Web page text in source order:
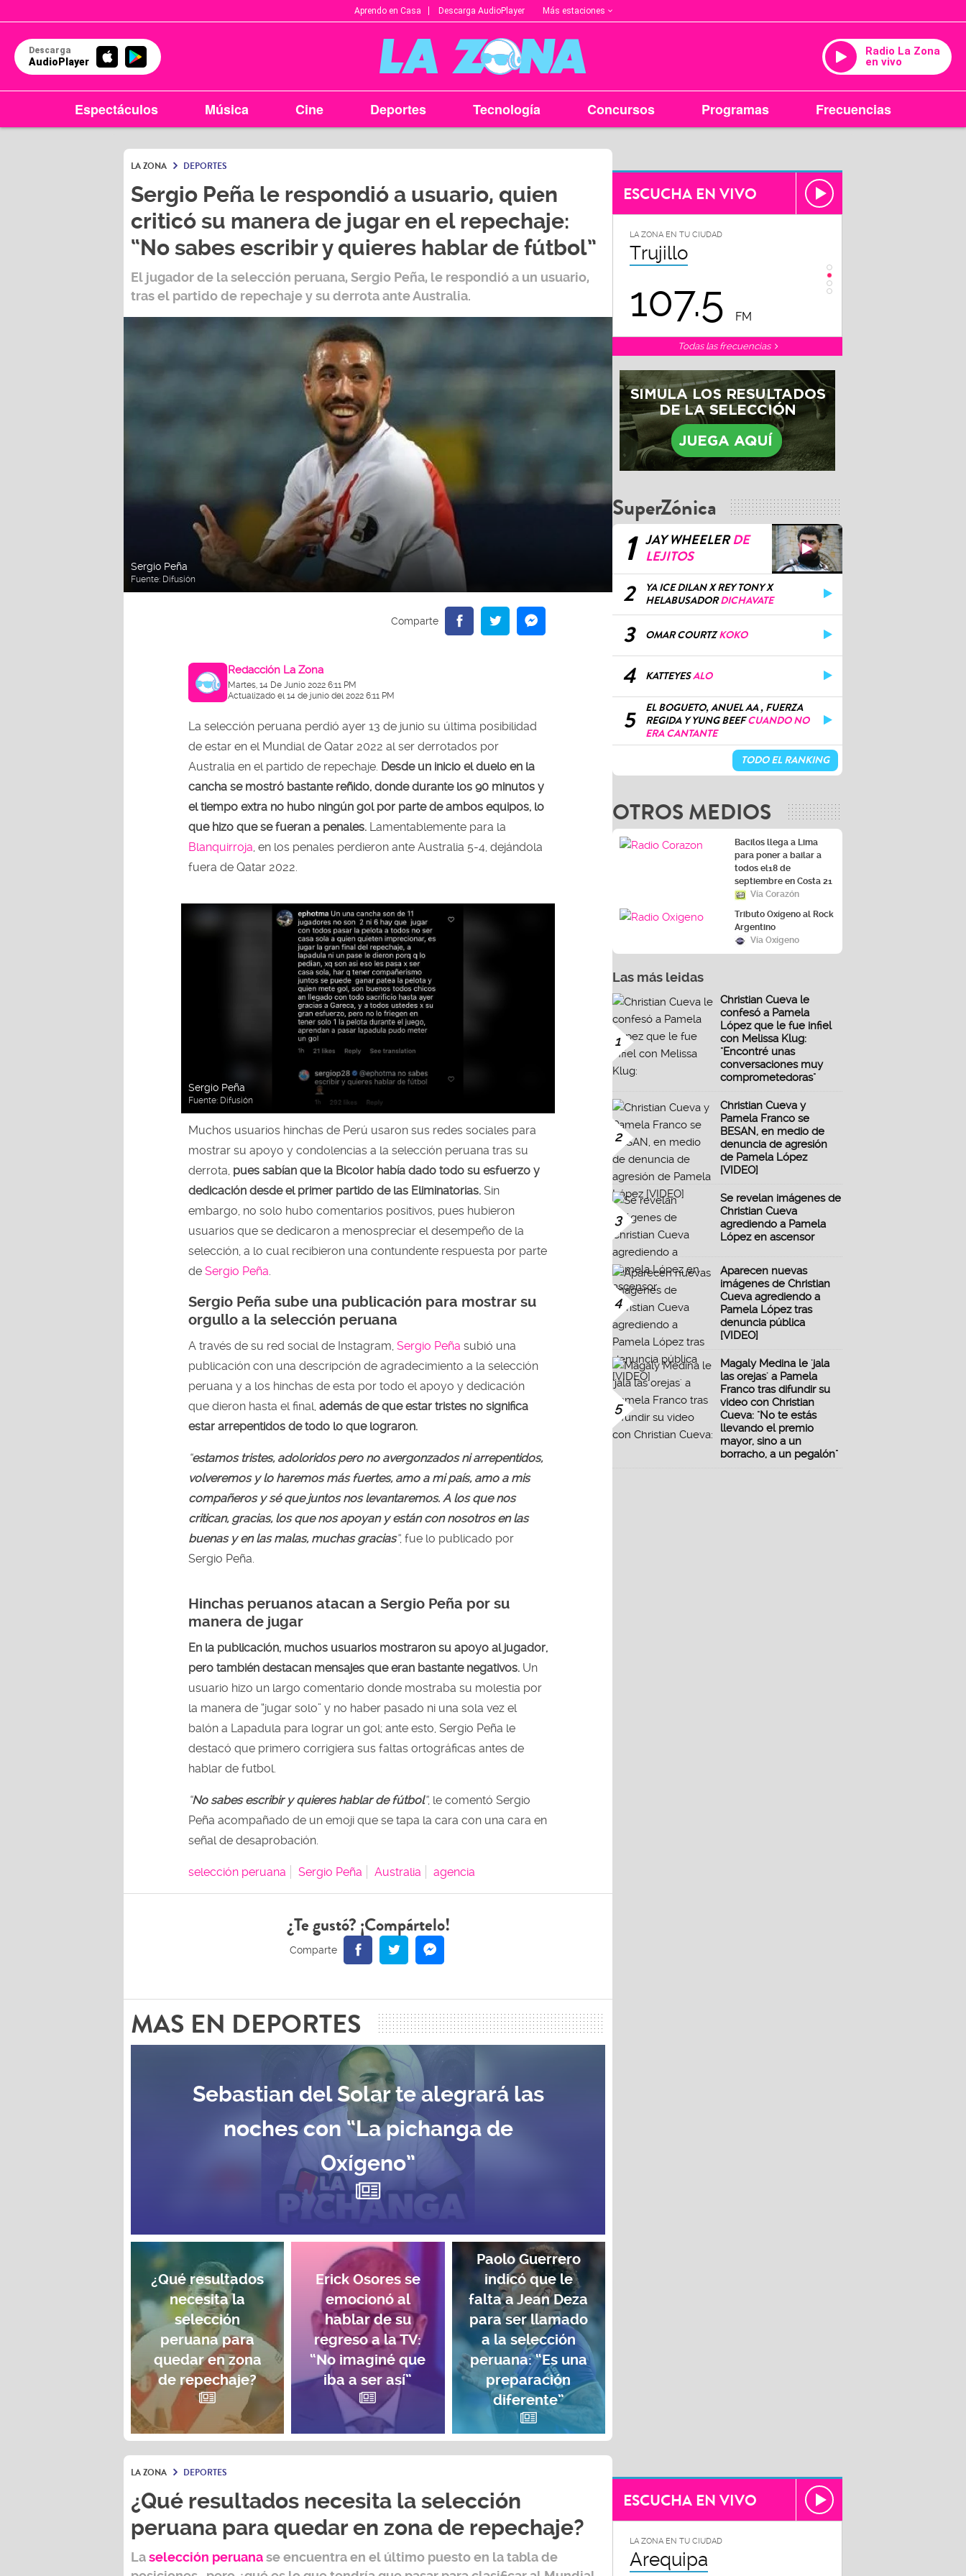
Aprendo en Casa Descarga AudioPlayer Más estaciones
Descarga
AudioPlayer
Radio La Zona
en vivo
Espectáculos Música Cine Deportes Tecnología Concursos Programas Frecuencias
LA ZONA DEPORTES
Sergio Peña le respondió a usuario, quien
criticó su manera de jugar en el repechaje:
“No sabes escribir y quieres hablar de fútbol”
El jugador de la selección peruana, Sergio Peña, le respondió a un usuario,
tras el partido de repechaje y su derrota ante Australia.
Sergio Peña
Fuente: Difusión
Redacción La Zona
Martes, 14 De Junio 2022 6:11 PM
Actualizado el 14 de junio del 2022 6:11 PM
La selección peruana perdió ayer 13 de junio su última posibilidad
de estar en el Mundial de Qatar 2022 al ser derrotados por
Australia en el partido de repechaje. Desde un inicio el duelo en la
cancha se mostró bastante reñido, donde durante los 90 minutos y
el tiempo extra no hubo ningún gol por parte de ambos equipos, lo
que hizo que se fueran a penales. Lamentablemente para la
Blanquirroja , en los penales perdieron ante Australia 5-4, dejándola
fuera de Qatar 2022.
Sergio Peña
Fuente: Difusión
Muchos usuarios hinchas de Perú usaron sus redes sociales para
mostrar su apoyo y condolencias a la selección peruana tras su
derrota, pues sabían que la Bicolor había dado todo su esfuerzo y
dedicación desde el primer partido de las Eliminatorias. Sin
embargo, no solo hubo comentarios positivos, pues hubieron
usuarios que se dedicaron a menospreciar el desempeño de la
selección, a lo cual recibieron una contundente respuesta por parte
de Sergio Peña.
Sergio Peña sube una publicación para mostrar su
orgullo a la selección peruana
A través de su red social de Instagram, Sergio Peña subió una
publicación con una descripción de agradecimiento a la selección
peruana y a los hinchas de esta por todo el apoyo y dedicación
que dieron hasta el final, además de que estar tristes no significa
estar arrepentidos de todo lo que lograron.
“estamos tristes, adoloridos pero no avergonzados ni arrepentidos,
volveremos y lo haremos más fuertes, amo a mi país, amo a mis
compañeros y sé que juntos nos levantaremos. A los que nos
critican, gracias, los que nos apoyan y están con nosotros en las
buenas y en las malas, muchas gracias”, fue lo publicado por
Sergio Peña.
Hinchas peruanos atacan a Sergio Peña por su
manera de jugar
En la publicación, muchos usuarios mostraron su apoyo al jugador,
pero también destacan mensajes que eran bastante negativos. Un
usuario hizo un largo comentario donde mostraba su molestia por
la manera de “jugar solo” y no haber pasado ni una sola vez el
balón a Lapadula para lograr un gol; ante esto, Sergio Peña le
destacó que primero corrigiera sus faltas ortográficas antes de
hablar de futbol.
“No sabes escribir y quieres hablar de fútbol”, le comentó Sergio
Peña acompañado de un emoji que se tapa la cara con una cara en
señal de desaprobación.
selección peruana Sergio Peña Australia agencia
¿Te gustó? ¡Compártelo!
MAS EN DEPORTES
Sebastian del Solar te alegrará las
noches con “La pichanga de
Oxígeno”
¿Qué resultados
necesita la
selección
peruana para
quedar en zona
de repechaje?
Erick Osores se
emocionó al
hablar de su
regreso a la TV:
“No imaginé que
iba a ser así”
Paolo Guerrero
indicó que le
falta a Jean Deza
para ser llamado
a la selección
peruana: “Es una
preparación
diferente”
ESCUCHA EN VIVO
Arequipa
95.9 FM
LA ZONA EN TU CIUDAD
Trujillo
107.5 FM
LA ZONA EN TU CIUDAD
Chiclayo
102.3 FM 98.7
Todas las frecuencias
SuperZónica
1 JAY WHEELERDE
LEJITOS
2
YA ICE DILAN X REY TONY X
HELABUSADORDICHAVATE
3 OMAR COURTZKOKO
4 KATTEYESALO
5
EL BOGUETO, ANUEL AA , FUERZA
REGIDA Y YUNG BEEFCUANDO NO
ERA CANTANTE
TODO EL RANKING
OTROS MEDIOS
Bacilos llega a Lima
para poner a bailar a
todos el18 de
septiembre en Costa 21
Vía Corazón
Tributo Oxígeno al Rock
Argentino
Vía Oxígeno
Las más leidas
1
Christian Cueva le
confesó a Pamela
López que le fue infiel
con Melissa Klug:
"Encontré unas
conversaciones muy
comprometedoras"
2
Christian Cueva y
Pamela Franco se
BESAN, en medio de
denuncia de agresión
de Pamela López
[VIDEO]
3
Se revelan imágenes de
Christian Cueva
agrediendo a Pamela
López en ascensor
4
Aparecen nuevas
imágenes de Christian
Cueva agrediendo a
Pamela López tras
denuncia pública
[VIDEO]
5
Magaly Medina le 'jala
las orejas' a Pamela
Franco tras difundir su
video con Christian
Cueva: "No te estás
llevando el premio
mayor, sino a un
borracho, a un pegalón"
LA ZONA DEPORTES
¿Qué resultados necesita la selección
peruana para quedar en zona de repechaje?
Laselección peruanase encuentra en el último puesto en la tabla de
ESCUCHA EN VIVO
LA ZONA EN TU CIUDAD
Arequipa